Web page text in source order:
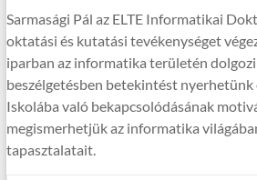
Sarmasági Pál az ELTE Informatikai
oktatási és kutatási tevékenységet
iparban az informatika területén
beszélgetésben betekintést
Iskolába való bekapcsolódásának
megismerhetjük az informatika
tapasztalatait.